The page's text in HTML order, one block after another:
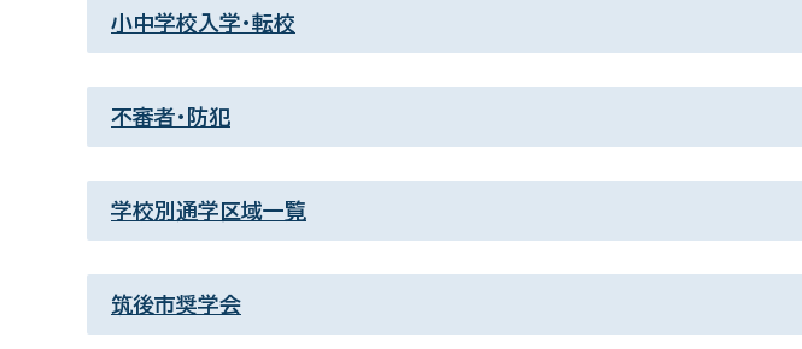
小中学校入学・転校
不審者・防犯
学校別通学区域一覧
筑後市奨学会